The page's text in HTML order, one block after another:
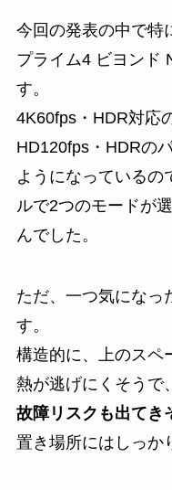
今回の発表の中で特
プライム4 ビヨンド
す。
4K60fps・HDR対応
HD120fps・HDRの
ようになっているの
ルで2つのモードが
んでした。
ただ、一つ気になっ
す。
構造的に、上のスペ
熱が逃げにくそうで、
故障リスクも出てき
置き場所にはしっか